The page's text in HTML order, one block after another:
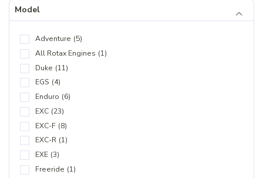
Model
Adventure (5)
All Rotax Engines (1)
Duke (11)
EGS (4)
Enduro (6)
EXC (23)
EXC-F (8)
EXC-R (1)
EXE (3)
Freeride (1)